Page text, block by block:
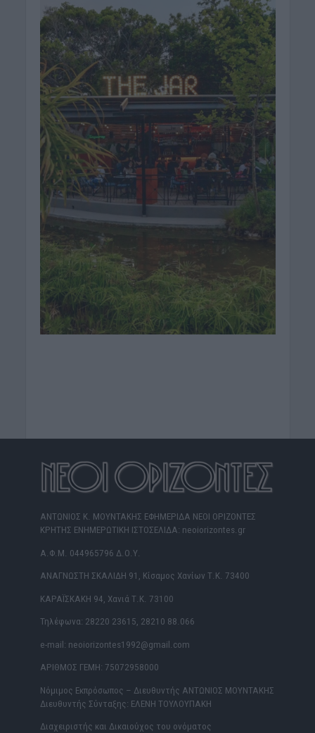
ΑΝΤΩΝΙΟΣ Κ. ΜΟΥΝΤΑΚΗΣ ΕΦΗΜΕΡΙΔΑ ΝΕΟΙ ΟΡΙΖΟΝΤΕΣ
ΚΡΗΤΗΣ ΕΝΗΜΕΡΩΤΙΚΗ ΙΣΤΟΣΕΛΙΔΑ: neoiorizontes.gr
Α.Φ.Μ. 044965796 Δ.Ο.Υ.
ΑΝΑΓΝΩΣΤΗ ΣΚΑΛΙΔΗ 91, Κίσαμος Χανίων Τ.Κ. 73400
ΚΑΡΑΪΣΚΑΚΗ 94, Χανιά Τ.Κ. 73100
Τηλέφωνα: 28220 23615, 28210 88.066
e-mail: neoiorizontes1992@gmail.com
ΑΡΙΘΜΟΣ ΓΕΜΗ: 75072958000
Νόμιμος Εκπρόσωπος – Διευθυντής ΑΝΤΩΝΙΟΣ ΜΟΥΝΤΑΚΗΣ
Διευθυντής Σύνταξης: ΕΛΕΝΗ ΤΟΥΛΟΥΠΑΚΗ
Διαχειριστής και Δικαιούχος του ονόματος